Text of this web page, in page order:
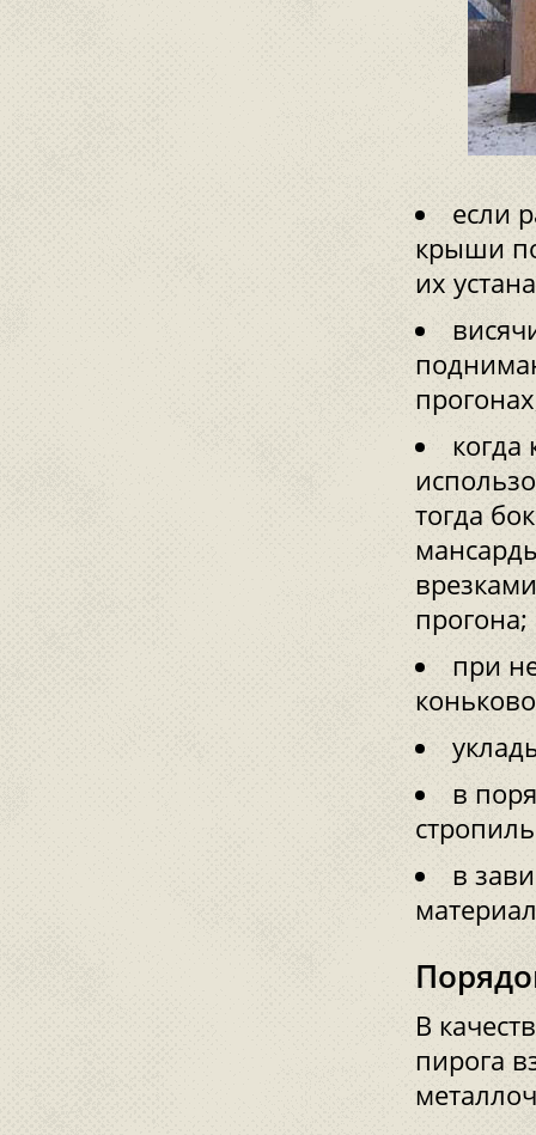
если
крыши
их
тогда
прогона;
при
в
в
В
пирога